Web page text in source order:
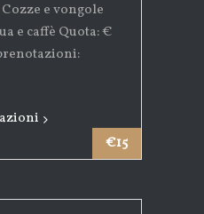
€15
e vongole
e caffè Quota: €